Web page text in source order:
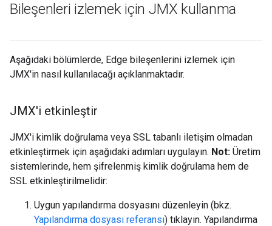
Bileşenleri izlemek için JMX kullanma
Aşağıdaki bölümlerde, Edge bileşenlerini izlemek için
JMX'in nasıl kullanılacağı açıklanmaktadır.
JMX'i etkinleştir
JMX'i kimlik doğrulama veya SSL tabanlı iletişim olmadan
etkinleştirmek için aşağıdaki adımları uygulayın. Not: Üretim
sistemlerinde, hem şifrelenmiş kimlik doğrulama hem de
SSL etkinleştirilmelidir:
Uygun yapılandırma dosyasını düzenleyin (bkz.
Yapılandırma dosyası referansı) tıklayın. Yapılandırma